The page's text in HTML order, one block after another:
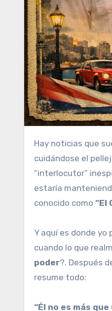
Hay noticias que
cuidándose el
“interlocutor”
estaría
conocido como “El
Y aquí es donde
cuando lo que
poder?. Después
resume todo:
“Él no es más